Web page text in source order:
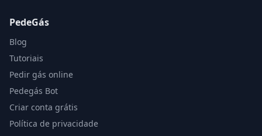
PedeGás
Blog
Tutoriais
Pedir gás online
Pedegás Bot
Criar conta grátis
Política de privacidade